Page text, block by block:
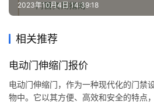
讯
联
系
我
们
2023年10月4日 14:39:18
相关推荐
电动门伸缩门报价
电动门伸缩门，作为一种现代化的门禁
物中。它以其方便、高效和安全的特点